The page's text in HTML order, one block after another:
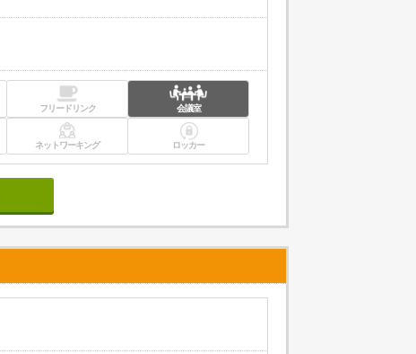
フリードリンク 会議室
ネットワーキング ロッカー